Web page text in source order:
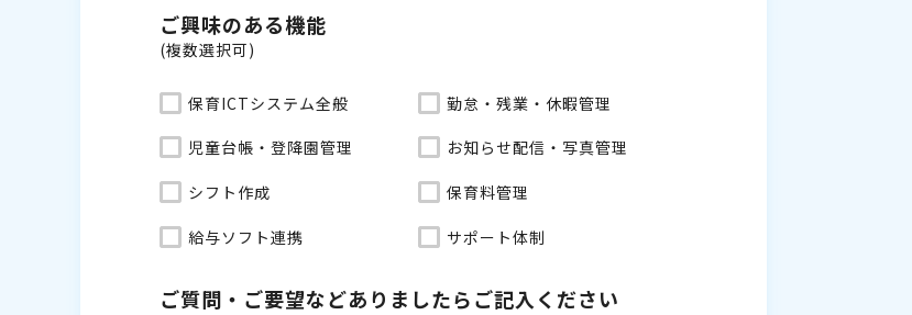
ご興味のある機能
(複数選択可)
保育ICTシステム全般 勤怠・残業・休暇管理
児童台帳・登降園管理 お知らせ配信・写真管理
シフト作成 保育料管理
給与ソフト連携 サポート体制
ご質問・ご要望などありましたらご記入ください